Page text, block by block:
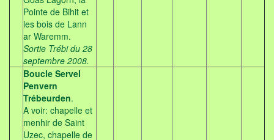
Pointe de Bihit et
les bois de Lann
ar Waremm.
Sortie Trébi du 28
septembre 2008.
Boucle Servel
Penvern
Trébeurden.
A voir: chapelle et
menhir de Saint
Uzec, chapelle de